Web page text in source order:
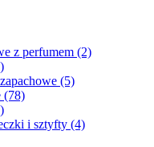
z perfumem (2)
(5)
(78)
i sztyfty (4)